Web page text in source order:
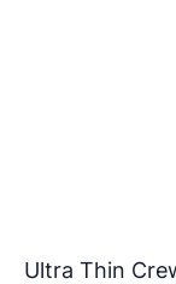
Ultra Thin